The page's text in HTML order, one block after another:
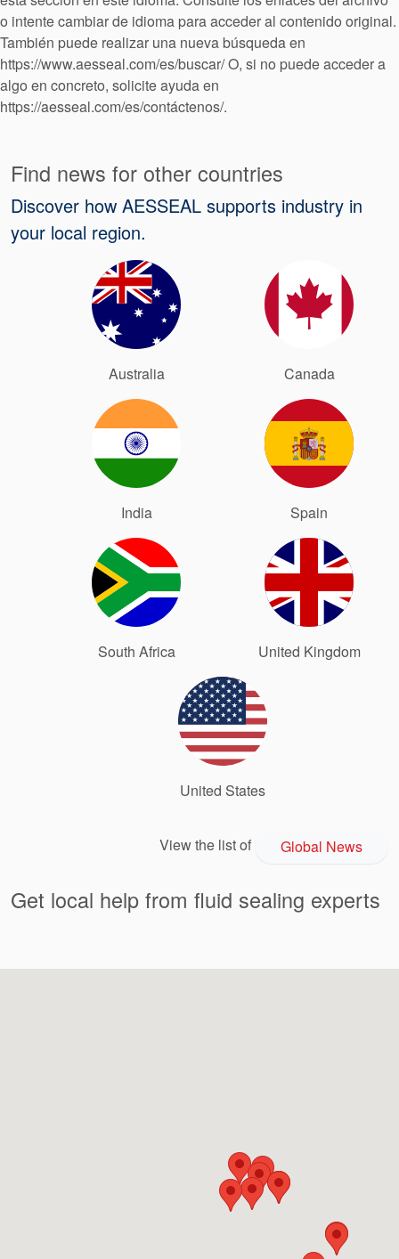
Sistemas
auxiliares de
Reparación
de Cierres
Certificaciones y
estándares
Contacto
Portal-cliente
Localizaciones
Noticias
Academia
o intente cambiar de idioma para acceder al contenido original.
También puede realizar una nueva búsqueda en
https://www.aesseal.com/es/buscar/ O, si no puede acceder a
algo en concreto, solicite ayuda en
https://aesseal.com/es/contáctenos/.
Find news for other countries
Discover how AESSEAL supports industry in
your local region.
Australia Canada
India Spain
South Africa United Kingdom
United States
View the list of Global News
Get local help from fluid sealing experts